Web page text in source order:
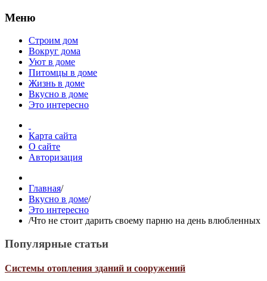
Меню
Строим дом
Вокруг дома
Уют в доме
Питомцы в доме
Жизнь в доме
Вкусно в доме
Это интересно
Карта сайта
О сайте
Авторизация
Главная/
Вкусно в доме/
Это интересно
/Что не стоит дарить своему парню на день влюбленных
Популярные статьи
Системы отопления зданий и сооружений